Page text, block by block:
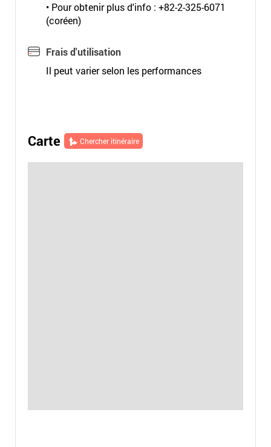
• Pour obtenir plus d'info : +82-2-325-6071
(coréen)
Frais d'utilisation
Il peut varier selon les performances
Carte Chercher itinéraire